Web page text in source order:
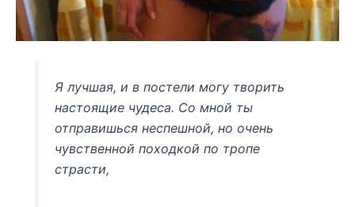
Я лучшая, и в постели могу творить
настоящие чудеса. Со мной ты
отправишься неспешной, но очень
чувственной походкой по тропе
страсти,